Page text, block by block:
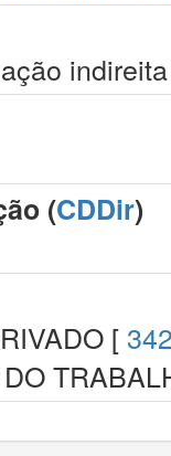
indireita
(CDDir)
[ 342